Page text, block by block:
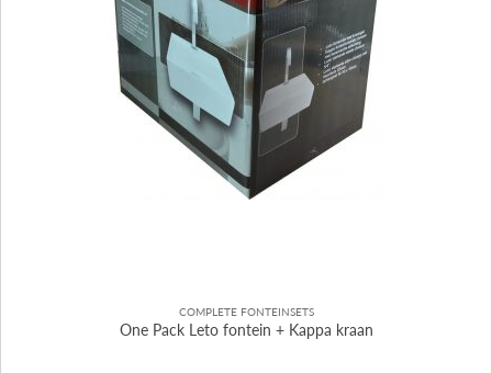
COMPLETE FONTEINSETS
One Pack Leto fontein + Kappa kraan